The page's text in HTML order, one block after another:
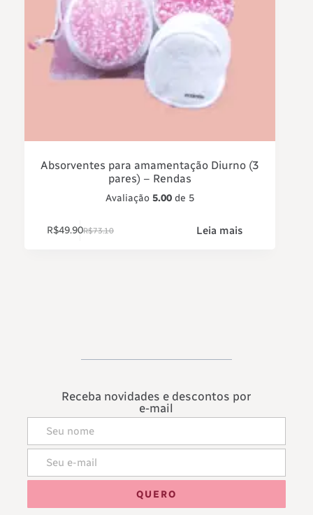
Absorventes para amamentação Diurno (3
pares) – Rendas
Avaliação5.00 de 5
R$73.10
R$49.90 Leia mais
Receba novidades e descontos por
e-mail
QUERO